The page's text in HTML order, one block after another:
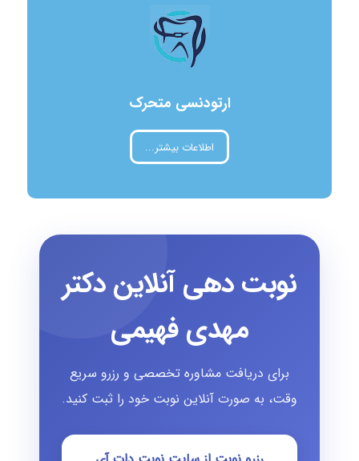
ارتودنسی متحرک
اطلاعات بیشتر...
نوبت دهی آنلاین دکتر
مهدی فهیمی
برای دریافت مشاوره تخصصی و رزرو سریع
وقت، به صورت آنلاین نوبت خود را ثبت کنید.